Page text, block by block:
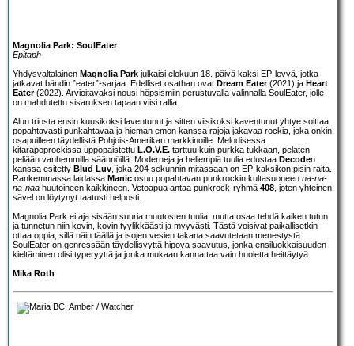
Magnolia Park: SoulEater
Epitaph
Yhdysvaltalainen Magnolia Park julkaisi elokuun 18. päivä kaksi EP-levyä, jotka
jatkavat bändin ”eater”-sarjaa. Edelliset osathan ovat Dream Eater(2021) ja Heart
Eater(2022). Arvioitavaksi nousi höpsismiin perustuvalla valinnalla SoulEater, jolle
on mahdutettu sisaruksen tapaan viisi rallia.
Alun triosta ensin kuusikoksi laventunut ja sitten viisikoksi kaventunut yhtye soittaa
popahtavasti punkahtavaa ja hieman emon kanssa rajoja jakavaa rockia, joka onkin
osapuilleen täydellistä Pohjois-Amerikan markkinoille. Melodisessa
kitarapoprockissa uppopaistettu L.O.V.E. tarttuu kuin purkka tukkaan, pelaten
peliään vanhemmilla säännöillä. Moderneja ja hellempiä tuulia edustaa Decoden
kanssa esitetty Blud Luv , joka 204 sekunnin mitassaan on EP-kaksikon pisin raita.
Rankemmassa laidassa Manic osuu popahtavan punkrockin kultasuoneen na-na-
na-naa huutoineen kaikkineen. Vetoapua antaa punkrock-ryhmä 408 , joten yhteinen
sävel on löytynyt taatusti helposti.
Magnolia Park ei aja sisään suuria muutosten tuulia, mutta osaa tehdä kaiken tutun
ja tunnetun niin kovin, kovin tyylikkäästi ja myyvästi. Tästä voisivat paikallisetkin
ottaa oppia, sillä näin täällä ja isojen vesien takana saavutetaan menestystä.
SoulEater on genressään täydellisyyttä hipova saavutus, jonka ensiluokkaisuuden
kieltäminen olisi typeryyttä ja jonka mukaan kannattaa vain huoletta heittäytyä.
Mika Roth